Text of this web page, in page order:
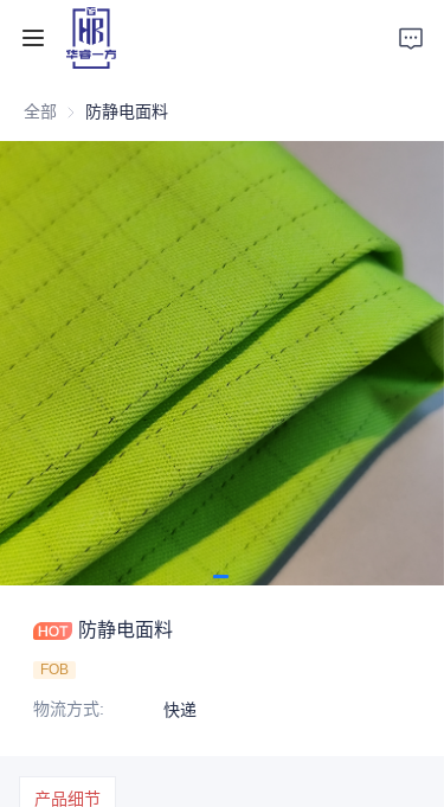
全部 防静电面料
防静电面料
FOB
物流方式: 快递
产品细节
关于我们
新闻
联系方式